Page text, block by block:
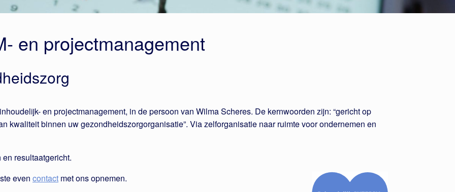
en projectmanagement
en projectmanagement, in de persoon van Wilma Scheres. De kernwoorden zijn: “gericht op
kwaliteit binnen uw gezondheidszorgorganisatie”. Via zelforganisatie naar ruimte voor ondernemen en
resultaatgericht.
even contact met ons opnemen.